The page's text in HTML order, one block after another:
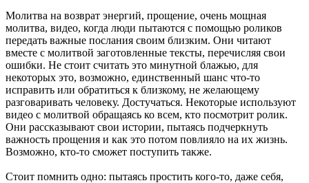
Молитва на возврат энергий, прощение, очень мощная
молитва, видео, когда люди пытаются с помощью роликов
передать важные послания своим близким. Они читают
вместе с молитвой заготовленные тексты, перечисляя свои
ошибки. Не стоит считать это минутной блажью, для
некоторых это, возможно, единственный шанс что-то
исправить или обратиться к близкому, не желающему
разговаривать человеку. Достучаться. Некоторые используют
видео с молитвой обращаясь ко всем, кто посмотрит ролик.
Они рассказывают свои истории, пытаясь подчеркнуть
важность прощения и как это потом повлияло на их жизнь.
Возможно, кто-то сможет поступить также.
Стоит помнить одно: пытаясь простить кого-то, даже себя,